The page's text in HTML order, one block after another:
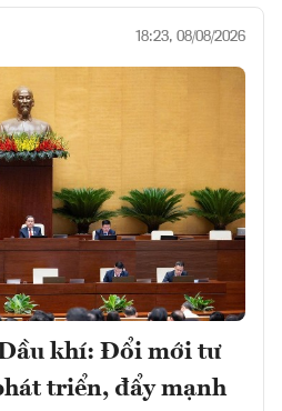
18:23, 08/08/2026
khí: Đổi mới tư
triển, đẩy mạnh